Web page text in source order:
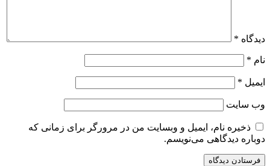
دیدگاه *
نام *
ایمیل *
وب‌ سایت
ذخیره نام، ایمیل و وبسایت من در مرورگر برای زمانی که
دوباره دیدگاهی می‌نویسم.